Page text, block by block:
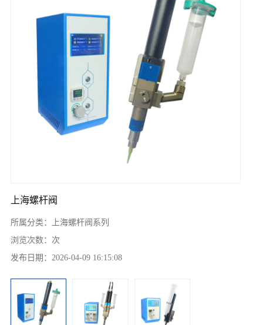
上海螺杆阀
所属分类：
上海螺杆阀系列
浏览次数： 次
发布日期： 2026-04-09 16:15:08